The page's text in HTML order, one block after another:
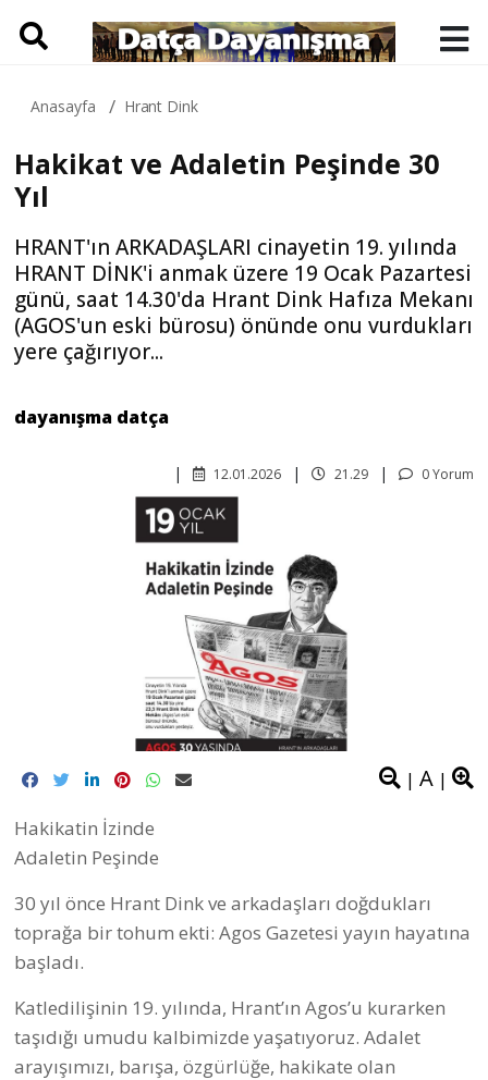
Anasayfa Hrant Dink
Hakikat ve Adaletin Peşinde 30
Yıl
HRANT'ın ARKADAŞLARI cinayetin 19. yılında
HRANT DİNK'i anmak üzere 19 Ocak Pazartesi
günü, saat 14.30'da Hrant Dink Hafıza Mekanı
(AGOS'un eski bürosu) önünde onu vurdukları
yere çağırıyor...
dayanışma datça
0 Yorum
21.29
12.01.2026
| A |
Hakikatin İzinde
Adaletin Peşinde
30 yıl önce Hrant Dink ve arkadaşları doğdukları
toprağa bir tohum ekti: Agos Gazetesi yayın hayatına
başladı.
Katledilişinin 19. yılında, Hrant’ın Agos’u kurarken
taşıdığı umudu kalbimizde yaşatıyoruz. Adalet
arayışımızı, barışa, özgürlüğe, hakikate olan